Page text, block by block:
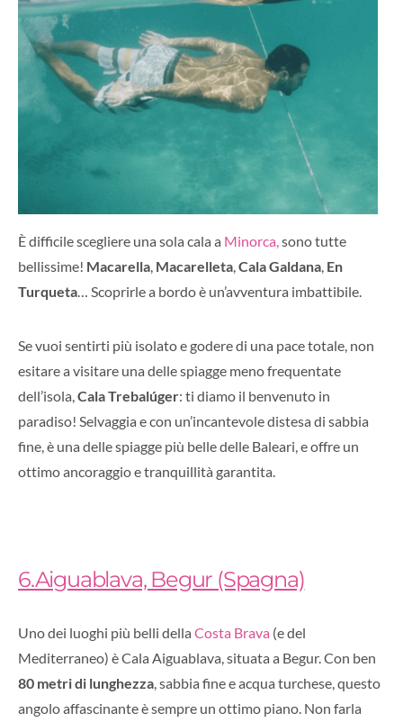
È difficile scegliere una sola cala a Minorca,sono tutte
bellissime! Macarella, Macarelleta,Cala Galdana, En
Turqueta… Scoprirle a bordo è un’avventura imbattibile.
Se vuoi sentirti più isolato e godere di una pace totale, non
esitare a visitare una delle spiagge meno frequentate
dell’isola,Cala Trebalúger: ti diamo il benvenuto in
paradiso! Selvaggia e con un’incantevole distesa di sabbia
fine, è una delle spiagge più belle delle Baleari, e offre un
ottimo ancoraggio e tranquillità garantita.
6.Aiguablava, Begur (Spagna)
Uno dei luoghi più belli della Costa Brava (e del
Mediterraneo) è Cala Aiguablava, situata a Begur. Con ben
80 metri di lunghezza, sabbia fine e acqua turchese, questo
angolo affascinante è sempre un ottimo piano. Non farla